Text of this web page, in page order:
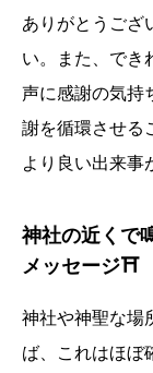
ありがとうござ
い。また、でき
声に感謝の気持
謝を循環させる
より良い出来事
神社の近くで
メッセージ⛩️
神社や神聖な場
ば、これはほぼ